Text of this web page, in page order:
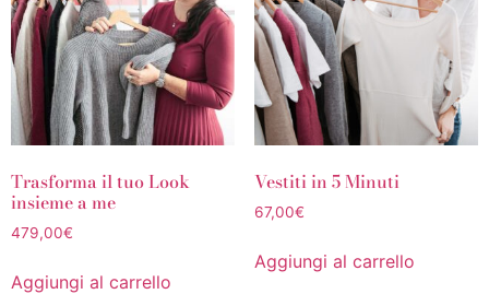
Trasforma il tuo Look
insieme a me
479,00€
Aggiungi al carrello
Vestiti in 5 Minuti
67,00€
Aggiungi al carrello